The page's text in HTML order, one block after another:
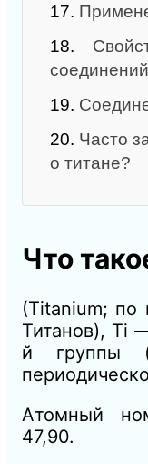
17.
18.
соединений
19.
20. Часто
о титане?
Что
(Titanium; по
Титанов), Ti
й группы
Атомный
47,90.